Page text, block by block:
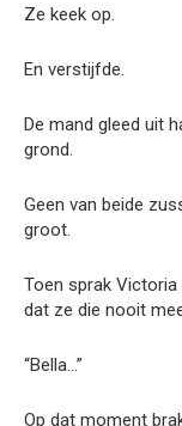
Ze keek op.
En verstijfde.
De mand gleed uit
grond.
Geen van beide
groot.
Toen sprak
dat ze die nooit
“Bella…”
Op dat moment